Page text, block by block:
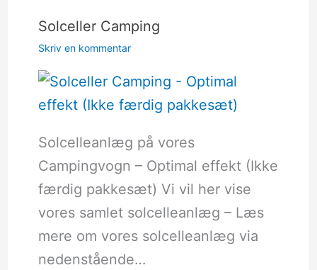
Solceller Camping
Skriv en kommentar
Solcelleanlæg på vores
Campingvogn – Optimal effekt (Ikke
færdig pakkesæt) Vi vil her vise
vores samlet solcelleanlæg – Læs
mere om vores solcelleanlæg via
nedenstående…